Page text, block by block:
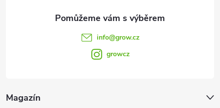
Magazín
info@grow.cz
growcz